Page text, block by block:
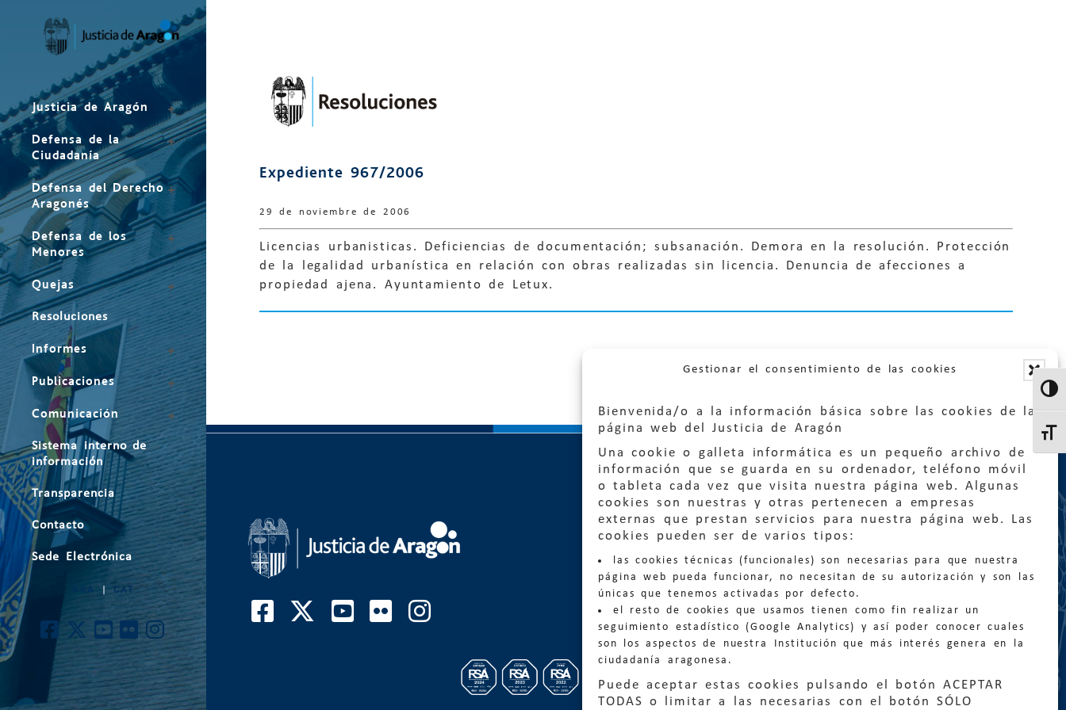
Gestionar el consentimiento de las cookies
Bienvenida/o a la información básica sobre las cookies de la
página web del Justicia de Aragón
Una cookie o galleta informática es un pequeño archivo de
información que se guarda en su ordenador, teléfono móvil
o tableta cada vez que visita nuestra página web. Algunas
cookies son nuestras y otras pertenecen a empresas
externas que prestan servicios para nuestra página web. Las
cookies pueden ser de varios tipos:
las cookies técnicas (funcionales) son necesarias para que nuestra
página web pueda funcionar, no necesitan de su autorización y son las
únicas que tenemos activadas por defecto.
el resto de cookies que usamos tienen como fin realizar un
seguimiento estadístico (Google Analytics) y así poder conocer cuales
son los aspectos de nuestra Institución que más interés genera en la
ciudadanía aragonesa.
Puede aceptar estas cookies pulsando el botón ACEPTAR
TODAS o limitar a las necesarias con el botón SÓLO
Justicia de Aragón
Defensa de la
Ciudadanía
Defensa del Derecho
Aragonés
Defensa de los
Menores
Quejas
Resoluciones
Informes
Publicaciones
Comunicación
Sistema interno de
información
Transparencia
Contacto
Sede Electrónica
|CAT
Expediente 967/2006
29 de noviembre de 2006
Licencias urbanisticas. Deficiencias de documentación; subsanación. Demora en la resolución. Protección
de la legalidad urbanística en relación con obras realizadas sin licencia. Denuncia de afecciones a
propiedad ajena. Ayuntamiento de Letux.
Quejas:quejas@eljusticiadearagon.es
Información general:
informacion@eljusticiadearagon.es
Teléfonos: 900 210 210/ 976 399 354